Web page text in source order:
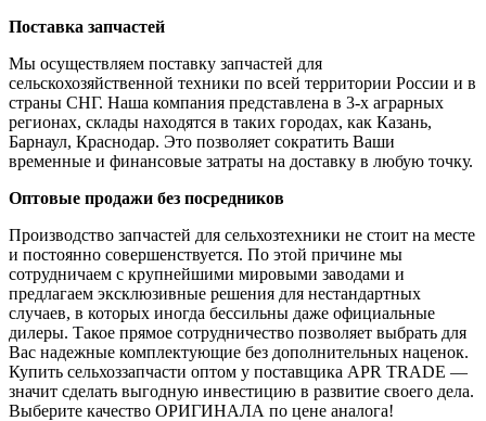
Поставка запчастей
Мы осуществляем поставку запчастей для
сельскохозяйственной техники по всей территории России и в
страны СНГ. Наша компания представлена в 3-х аграрных
регионах, склады находятся в таких городах, как Казань,
Барнаул, Краснодар. Это позволяет сократить Ваши
временные и финансовые затраты на доставку в любую точку.
Оптовые продажи без посредников
Производство запчастей для сельхозтехники не стоит на месте
и постоянно совершенствуется. По этой причине мы
сотрудничаем с крупнейшими мировыми заводами и
предлагаем эксклюзивные решения для нестандартных
случаев, в которых иногда бессильны даже официальные
дилеры. Такое прямое сотрудничество позволяет выбрать для
Вас надежные комплектующие без дополнительных наценок.
Купить сельхоззапчасти оптом у поставщика APR TRADE —
значит сделать выгодную инвестицию в развитие своего дела.
Выберите качество ОРИГИНАЛА по цене аналога!